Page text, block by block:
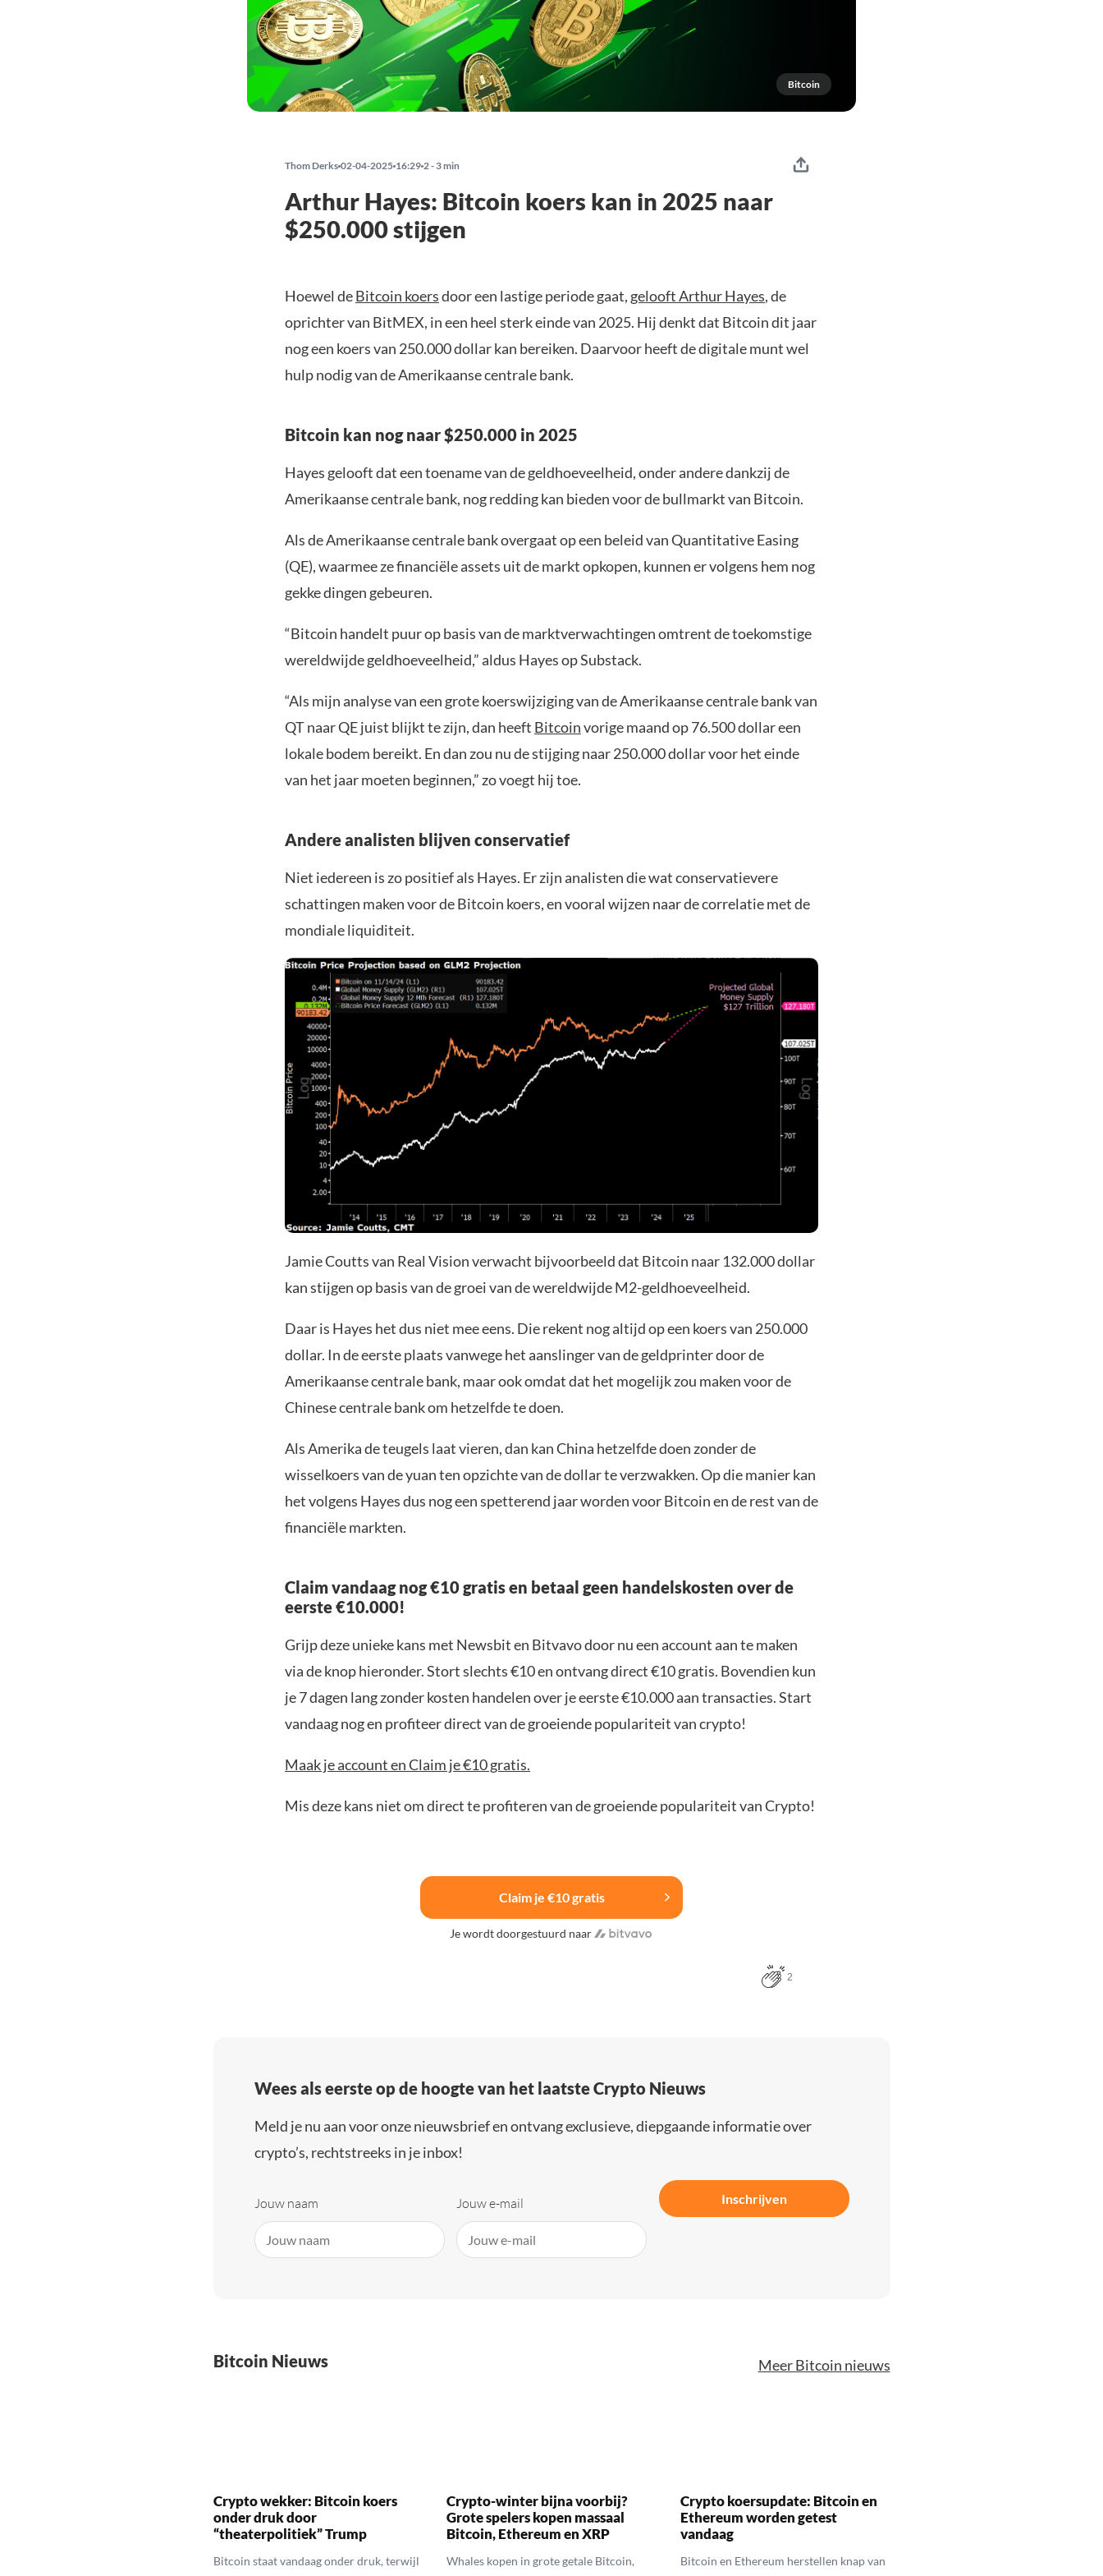
Bitcoin
Thom Derks 02-04-2025 16:29 2 - 3 min
Arthur Hayes: Bitcoin koers kan in 2025 naar
$250.000 stijgen
Hoewel deBitcoin koersdoor een lastige periode gaat, gelooft Arthur Hayes, de
oprichter van BitMEX, in een heel sterk einde van 2025. Hij denkt dat Bitcoin dit jaar
nog een koers van 250.000 dollar kan bereiken. Daarvoor heeft de digitale munt wel
hulp nodig van de Amerikaanse centrale bank.
Bitcoin kan nog naar $250.000 in 2025
Hayes gelooft dat een toename van de geldhoeveelheid, onder andere dankzij de
Amerikaanse centrale bank, nog redding kan bieden voor de bullmarkt van Bitcoin.
Als de Amerikaanse centrale bank overgaat op een beleid van Quantitative Easing
(QE), waarmee ze financiële assets uit de markt opkopen, kunnen er volgens hem nog
gekke dingen gebeuren.
“Bitcoin handelt puur op basis van de marktverwachtingen omtrent de toekomstige
wereldwijde geldhoeveelheid,” aldus Hayes op Substack.
“Als mijn analyse van een grote koerswijziging van de Amerikaanse centrale bank van
QT naar QE juist blijkt te zijn, dan heeft Bitcoinvorige maand op 76.500 dollar een
lokale bodem bereikt. En dan zou nu de stijging naar 250.000 dollar voor het einde
van het jaar moeten beginnen,” zo voegt hij toe.
Andere analisten blijven conservatief
Niet iedereen is zo positief als Hayes. Er zijn analisten die wat conservatievere
schattingen maken voor de Bitcoin koers, en vooral wijzen naar de correlatie met de
mondiale liquiditeit.
Jamie Coutts van Real Vision verwacht bijvoorbeeld dat Bitcoin naar 132.000 dollar
kan stijgen op basis van de groei van de wereldwijde M2-geldhoeveelheid.
Daar is Hayes het dus niet mee eens. Die rekent nog altijd op een koers van 250.000
dollar. In de eerste plaats vanwege het aanslinger van de geldprinter door de
Amerikaanse centrale bank, maar ook omdat dat het mogelijk zou maken voor de
Chinese centrale bank om hetzelfde te doen.
Als Amerika de teugels laat vieren, dan kan China hetzelfde doen zonder de
wisselkoers van de yuan ten opzichte van de dollar te verzwakken. Op die manier kan
het volgens Hayes dus nog een spetterend jaar worden voor Bitcoin en de rest van de
financiële markten.
Claim vandaag nog €10 gratis en betaal geen handelskosten over de
eerste €10.000!
Grijp deze unieke kans met Newsbit en Bitvavo door nu een account aan te maken
via de knop hieronder. Stort slechts €10 en ontvang direct €10 gratis. Bovendien kun
je 7 dagen lang zonder kosten handelen over je eerste €10.000 aan transacties. Start
vandaag nog en profiteer direct van de groeiende populariteit van crypto!
Maak je account en Claim je €10 gratis.
Mis deze kans niet om direct te profiteren van de groeiende populariteit van Crypto!
Claim je €10 gratis
Je wordt doorgestuurd naar
2
Wees als eerste op de hoogte van het laatste Crypto Nieuws
Meld je nu aan voor onze nieuwsbrief en ontvang exclusieve, diepgaande informatie over
crypto’s, rechtstreeks in je inbox!
Jouw naam Jouw e-mail Inschrijven
Bitcoin Nieuws Meer Bitcoin nieuws
Crypto wekker: Bitcoin koers
onder druk door
“theaterpolitiek” Trump
Bitcoin staat vandaag onder druk, terwijl
Crypto-winter bijna voorbij?
Grote spelers kopen massaal
Bitcoin, Ethereum en XRP
Whales kopen in grote getale Bitcoin,
Crypto koersupdate: Bitcoin en
Ethereum worden getest
vandaag
Bitcoin en Ethereum herstellen knap van